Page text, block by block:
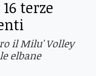
terze
il Milu' Volley
elbane